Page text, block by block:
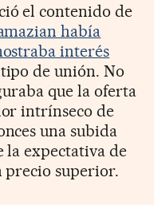
el contenido de
había
interés
de unión. No
que la oferta
intrínseco de
una subida
la expectativa de
precio superior.